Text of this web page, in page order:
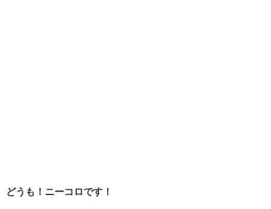
どうも！ニーコロです！